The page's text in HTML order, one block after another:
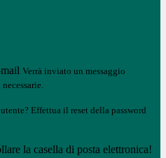
Verrà inviato un messaggio
Effettua il reset della password
la casella di posta elettronica!